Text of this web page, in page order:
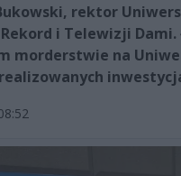
rektor
i Telewizji
morderstwie na